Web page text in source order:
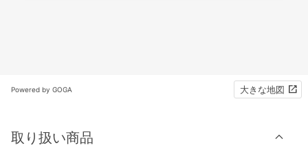
Powered by GOGA 大きな地図
取り扱い商品